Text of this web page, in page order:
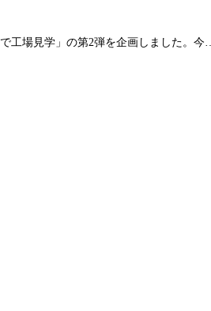
工場見学」の第2弾を企画しました。今…